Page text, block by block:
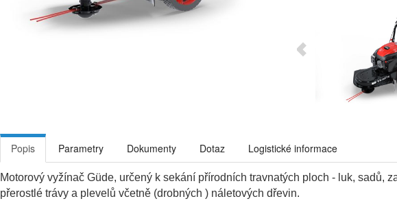
Popis Parametry Dokumenty Dotaz Logistické informace
Motorový vyžínač Güde, určený k sekání přírodních travnatých ploch - luk, sadů,
přerostlé trávy a plevelů včetně (drobných ) náletových dřevin.